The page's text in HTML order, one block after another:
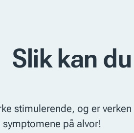
Slik kan
stimulerende, og er
på alvor!